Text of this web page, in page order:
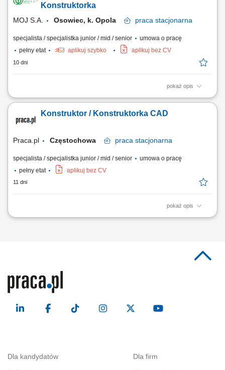
Wsparcie techniczne dla inżynierów serwisu podczas prac na
Konstruktorka
MOJ S.A. Osowiec, k. Opola praca stacjonarna
specjalista / specjalistka junior / mid / senior
umowa o pracę
pełny etat
aplikuj szybko aplikuj bez CV
10 dni
pokaż opis
Opracowywanie technologii procesów kucia matrycowego oraz ich
oprzyrządowania wykorzystywanego w procesach obróbki plastycznej
metali. Przygotowywanie dokumentacji technicznej zgodnie z
Konstruktor / Konstruktorka CAD
Praca.pl Częstochowa praca stacjonarna
specjalista / specjalistka junior / mid / senior
umowa o pracę
pełny etat
aplikuj bez CV
11 dni
pokaż opis
Opis stanowiska projektowanie narzędzi oraz przygotowywanie
Dla kandydatów Dla firm